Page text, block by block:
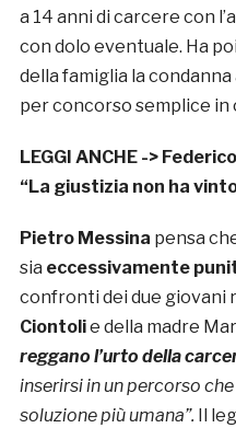
a 14 anni di carcere con
con dolo eventuale. Ha
della famiglia la
per concorso semplice
LEGGI ANCHE ->
“La giustizia non ha
Pietro Messina pensa
sia eccessivamente
confronti dei due giovani
Ciontolie della madre
reggano l’urto della
inserirsi in un percorso
soluzione più umana”.
Il